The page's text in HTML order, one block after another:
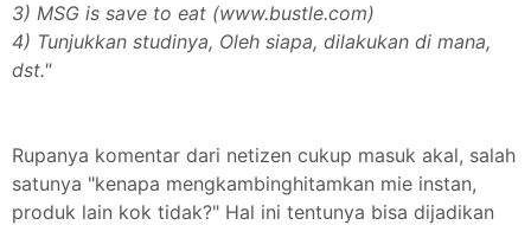
3) MSG is save to eat (www.bustle.com)
4) Tunjukkan studinya, Oleh siapa, dilakukan di mana,
dst."
Rupanya komentar dari netizen cukup masuk akal, salah
satunya "kenapa mengkambinghitamkan mie instan,
produk lain kok tidak?" Hal ini tentunya bisa dijadikan